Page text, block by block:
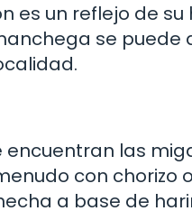
es un reflejo de su
se puede
las
con
a base de